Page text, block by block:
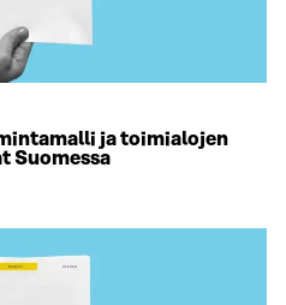
ja toimialojen
Suomessa